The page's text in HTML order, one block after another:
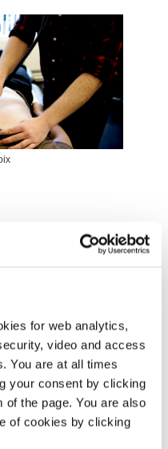
for web analytics,
video and access
You are at all times
your consent by clicking
of the page. You are also
of cookies by clicking
medicinalindustrien.
udvider antallet af
fra henholdsvis
Universitet og Region
om at oprette nye